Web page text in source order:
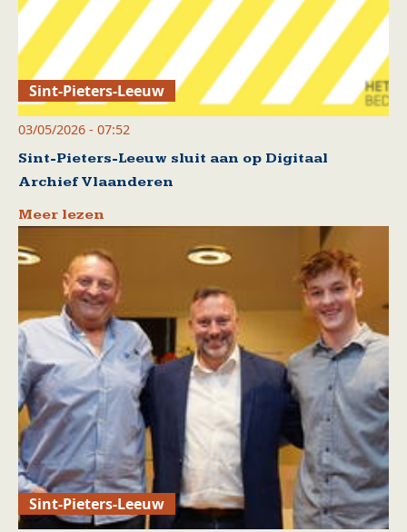
Sint-Pieters-Leeuw
03/05/2026 - 07:52
Sint-Pieters-Leeuw sluit aan op Digitaal
Archief Vlaanderen
Meer lezen
Sint-Pieters-Leeuw